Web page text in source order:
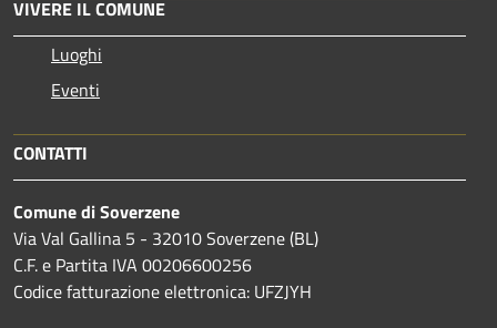
VIVERE IL COMUNE
Luoghi
Eventi
CONTATTI
Comune di Soverzene
Via Val Gallina 5 - 32010 Soverzene (BL)
C.F. e Partita IVA 00206600256
Codice fatturazione elettronica: UFZJYH